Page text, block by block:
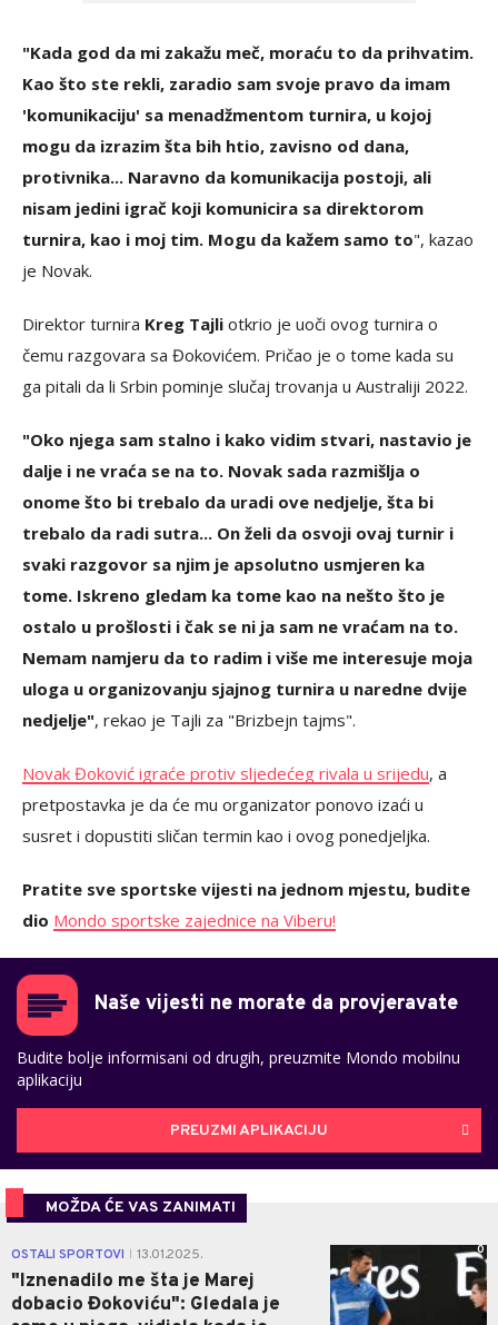
"Kada god da mi zakažu meč, moraću to da prihvatim.
Kao što ste rekli, zaradio sam svoje pravo da imam
'komunikaciju' sa menadžmentom turnira, u kojoj
mogu da izrazim šta bih htio, zavisno od dana,
protivnika... Naravno da komunikacija postoji, ali
nisam jedini igrač koji komunicira sa direktorom
turnira, kao i moj tim. Mogu da kažem samo to", kazao
je Novak.
Direktor turnira Kreg Tajli otkrio je uoči ovog turnira o
čemu razgovara sa Đokovićem. Pričao je o tome kada su
ga pitali da li Srbin pominje slučaj trovanja u Australiji 2022.
"Oko njega sam stalno i kako vidim stvari, nastavio je
dalje i ne vraća se na to. Novak sada razmišlja o
onome što bi trebalo da uradi ove nedjelje, šta bi
trebalo da radi sutra... On želi da osvoji ovaj turnir i
svaki razgovor sa njim je apsolutno usmjeren ka
tome. Iskreno gledam ka tome kao na nešto što je
ostalo u prošlosti i čak se ni ja sam ne vraćam na to.
Nemam namjeru da to radim i više me interesuje moja
uloga u organizovanju sjajnog turnira u naredne dvije
nedjelje", rekao je Tajli za "Brizbejn tajms".
Novak Đoković igraće protiv sljedećeg rivala u srijedu, a
pretpostavka je da će mu organizator ponovo izaći u
susret i dopustiti sličan termin kao i ovog ponedjeljka.
Pratite sve sportske vijesti na jednom mjestu, budite
dio Mondo sportske zajednice na Viberu!
Naše vijesti ne morate da provjeravate
Budite bolje informisani od drugih, preuzmite Mondo mobilnu
aplikaciju
PREUZMI APLIKACIJU
MOŽDA ĆE VAS ZANIMATI
OSTALI SPORTOVI 13.01.2025.
"Iznenadilo me šta je Marej
dobacio Đokoviću": Gledala je
0